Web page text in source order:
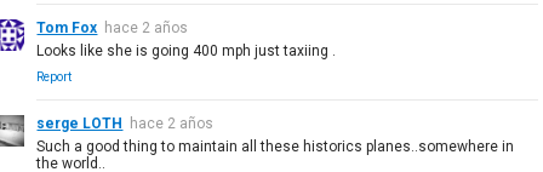
Tom Fox hace 2 años
Looks like she is going 400 mph just taxiing .
Report
serge LOTH
hace 2 años
Such a good thing to maintain all these historics planes..somewhere in
the world..